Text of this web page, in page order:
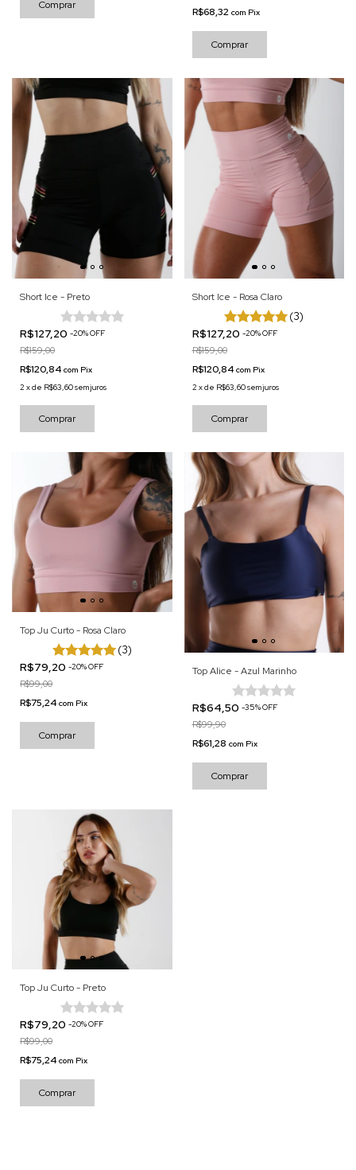
Comprar
R$68,32 com Pix
Comprar
Short Ice - Preto
R$127,20 -20%OFF
R$159,00
R$120,84 com Pix
2 xde R$63,60sem juros
Comprar
Short Ice - Rosa Claro
(3)
R$127,20 -20%OFF
R$159,00
R$120,84 com Pix
2 xde R$63,60sem juros
Comprar
Top Ju Curto - Rosa Claro
(3)
R$79,20 -20%OFF
R$99,00
R$75,24 com Pix
Comprar
Top Alice - Azul Marinho
R$64,50 -35%OFF
R$99,90
R$61,28 com Pix
Comprar
Top Ju Curto - Preto
R$79,20 -20%OFF
R$99,00
R$75,24 com Pix
Comprar